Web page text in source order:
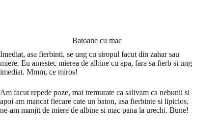
Batoane cu mac
Imediat, asa fierbinti, se ung cu siropul facut din zahar sau
miere. Eu amestec mierea de albine cu apa, fara sa fierb si ung
imediat. Mmm, ce miros!
Am facut repede poze, mai tremurate ca salivam ca nebunii si
apoi am mancat fiecare cate un baton, asa fierbinte si lipicios,
ne-am manjit de miere de albine si mac pana la urechi. Bune!